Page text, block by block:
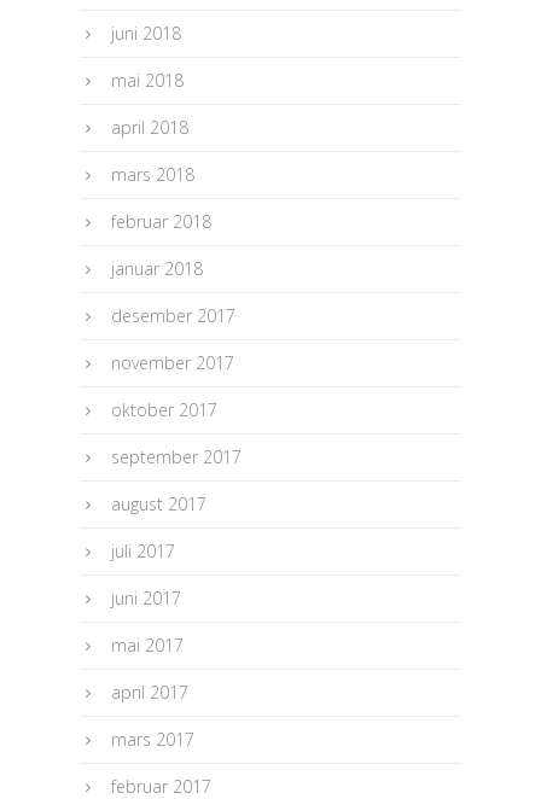
juni 2018
mai 2018
april 2018
mars 2018
februar 2018
januar 2018
desember 2017
november 2017
oktober 2017
september 2017
august 2017
juli 2017
juni 2017
mai 2017
april 2017
mars 2017
februar 2017